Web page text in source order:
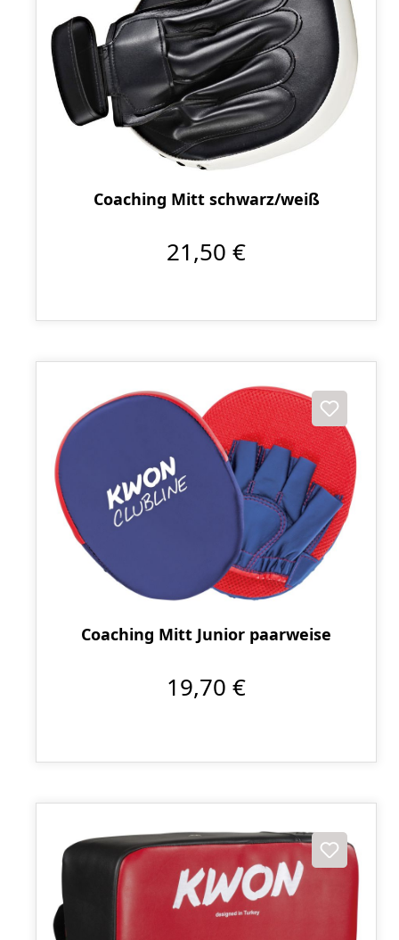
Coaching Mitt schwarz/weiß
21,50 €
Coaching Mitt Junior paarweise
19,70 €